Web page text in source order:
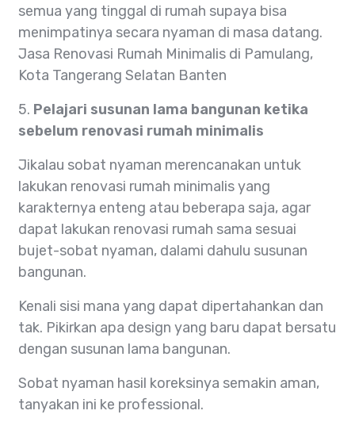
semua yang tinggal di rumah supaya bisa
menimpatinya secara nyaman di masa datang.
Jasa Renovasi Rumah Minimalis di Pamulang,
Kota Tangerang Selatan Banten
5. Pelajari susunan lama bangunan ketika
sebelum renovasi rumah minimalis
Jikalau sobat nyaman merencanakan untuk
lakukan renovasi rumah minimalis yang
karakternya enteng atau beberapa saja, agar
dapat lakukan renovasi rumah sama sesuai
bujet-sobat nyaman, dalami dahulu susunan
bangunan.
Kenali sisi mana yang dapat dipertahankan dan
tak. Pikirkan apa design yang baru dapat bersatu
dengan susunan lama bangunan.
Sobat nyaman hasil koreksinya semakin aman,
tanyakan ini ke professional.